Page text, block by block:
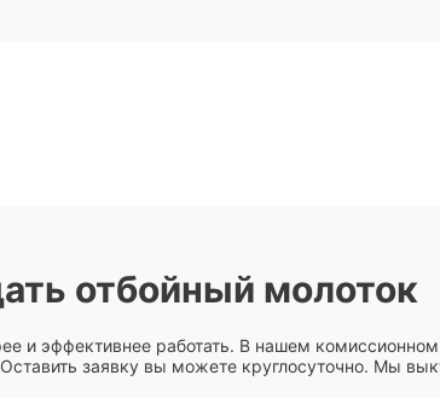
отбойный молоток
и эффективнее работать. В нашем
заявку вы можете круглосуточно. Мы